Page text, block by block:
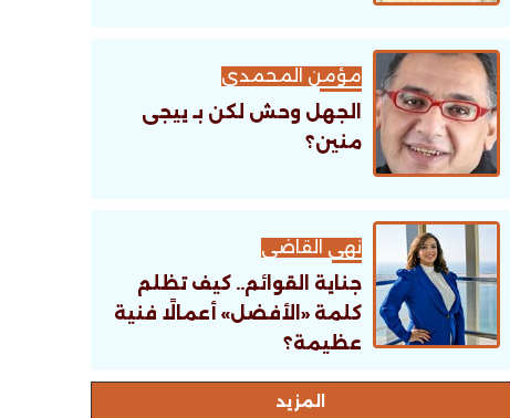
مؤمن المحمدى
الجهل وحش لكن بـ ييجى
منين؟
نهى القاضى
جناية القوائم.. كيف تظلم
كلمة «الأفضل» أعمالًا فنية
عظيمة؟
اﻟﻤﺰﻳﺪ